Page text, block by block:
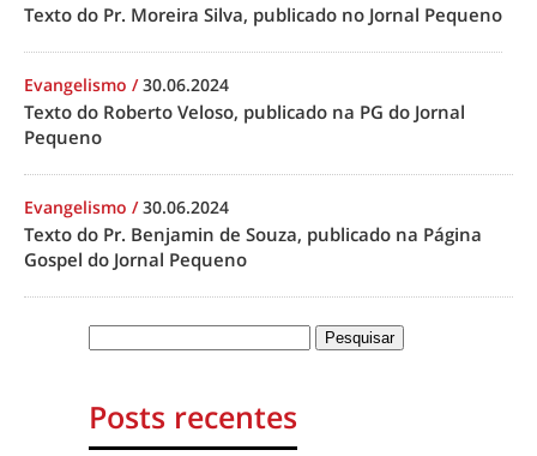
Texto do Pr. Moreira Silva, publicado no Jornal Pequeno
Evangelismo /30.06.2024
Texto do Roberto Veloso, publicado na PG do Jornal
Pequeno
Evangelismo /30.06.2024
Texto do Pr. Benjamin de Souza, publicado na Página
Gospel do Jornal Pequeno
Posts recentes